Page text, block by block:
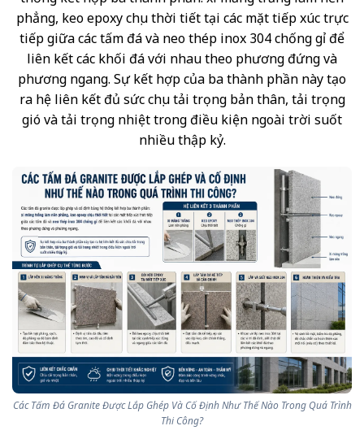
phẳng, keo epoxy chịu thời tiết tại các mặt tiếp xúc trực
tiếp giữa các tấm đá và neo thép inox 304 chống gỉ để
liên kết các khối đá với nhau theo phương đứng và
phương ngang. Sự kết hợp của ba thành phần này tạo
ra hệ liên kết đủ sức chịu tải trọng bản thân, tải trọng
gió và tải trọng nhiệt trong điều kiện ngoài trời suốt
nhiều thập kỷ.
Các Tấm Đá Granite Được Lắp Ghép Và Cố Định Như Thế Nào Trong Quá Trình
Thi Công?